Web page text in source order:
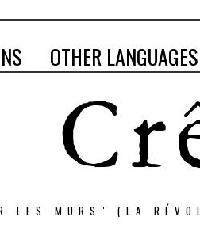
OTHER LANGUAGES
MURS" (LA